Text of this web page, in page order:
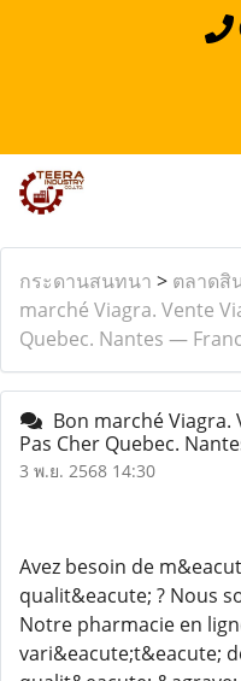
กระดานสนทนา > ตลาดสิ
marché Viagra. Vente
Quebec. Nantes —
Bon marché Viagra.
Pas Cher Quebec.
3 พ.ย. 2568 14:30
Avez besoin de
qualit&eacute; ? Nous
Notre pharmacie en
vari&eacute;t&eacute;